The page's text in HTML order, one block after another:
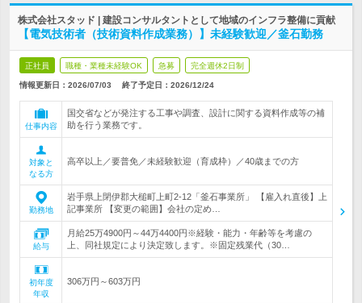
株式会社スタッド | 建設コンサルタントとして地域のインフラ整備に貢献
【電気技術者（技術資料作成業務）】未経験歓迎／釜石勤務
正社員 職種・業種未経験OK 急募 完全週休2日制
情報更新日：2026/07/03 終了予定日： 2026/12/24
仕事内容
国交省などが発注する工事や調査、設計に関する資料作成等の補
助を行う業務です。
対象と
なる方
高卒以上／要普免／未経験歓迎（育成枠）／40歳までの方
勤務地
岩手県上閉伊郡大槌町上町2-12「釜石事業所」 【雇入れ直後】上
記事業所 【変更の範囲】会社の定め…
給与
月給25万4900円～44万4400円※経験・能力・年齢等を考慮の
上、同社規定により決定致します。※固定残業代（30…
初年度
年収
306万円～603万円